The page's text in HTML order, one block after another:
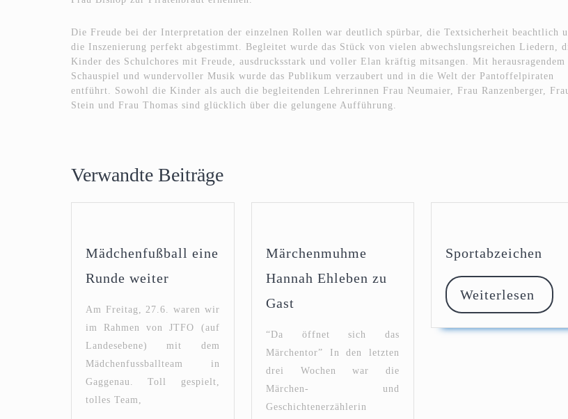
Die Freude bei der Interpretation der einzelnen Rollen war deutlich spürbar, die Textsicherheit beachtlich
die Inszenierung perfekt abgestimmt. Begleitet wurde das Stück von vielen abwechslungsreichen Liedern,
Kinder des Schulchores mit Freude, ausdrucksstark und voller Elan kräftig mitsangen. Mit herausragendem
Schauspiel und wundervoller Musik wurde das Publikum verzaubert und in die Welt der Pantoffelpiraten
entführt. Sowohl die Kinder als auch die begleitenden Lehrerinnen Frau Neumaier, Frau Ranzenberger,
Stein und Frau Thomas sind glücklich über die gelungene Aufführung.
Verwandte Beiträge
Mädchenfußball eine
Runde weiter Mädchenfußball
Runde
weiter
Am Freitag, 27.6. waren wir
im Rahmen von JTFO (auf
Landesebene) mit dem
Mädchenfussballteam in
Gaggenau. Toll gespielt,
tolles Team,
Märchenmuhme
Hannah Ehleben zu
Gast
Hannah
Ehleben
“Da öffnet sich das
Märchentor” In den letzten
drei Wochen war die
Märchen- und
Geschichtenerzählerin
Sportabzeichen
Weiterlesen